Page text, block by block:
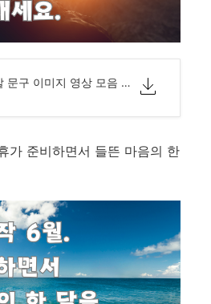
4 6월 인사말 문구 이미지 영상 모음 문자 안부.png
가 준비하면서 들뜬 마음의 한